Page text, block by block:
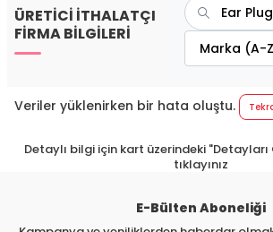
ÜRETİCİ İTHALATÇI
FİRMA BİLGİLERİ
Veriler yüklenirken bir hata oluştu.
Detaylı bilgi için kart üzerindeki
tıklayınız
E-Bülten Aboneliği